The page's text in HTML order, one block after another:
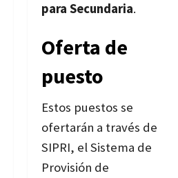
para Secundaria.
Oferta de
puesto
Estos puestos se
ofertarán a través de
SIPRI, el Sistema de
Provisión de